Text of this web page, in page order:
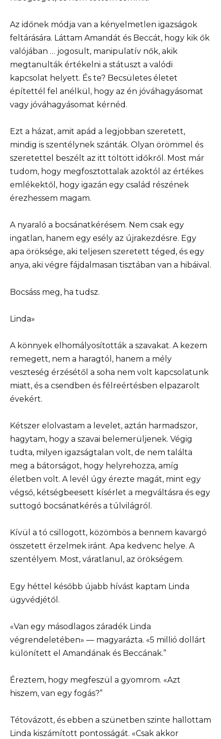
Az időnek módja van a kényelmetlen igazságok
feltárására. Láttam Amandát és Beccát, hogy kik ők
valójában … jogosult, manipulatív nők, akik
megtanulták értékelni a státuszt a valódi
kapcsolat helyett. És te? Becsületes életet
építettél fel anélkül, hogy az én jóváhagyásomat
vagy jóváhagyásomat kérnéd.
Ezt a házat, amit apád a legjobban szeretett,
mindig is szentélynek szánták. Olyan örömmel és
szeretettel beszélt az itt töltött időkről. Most már
tudom, hogy megfosztottalak azoktól az értékes
emlékektől, hogy igazán egy család részének
érezhessem magam.
A nyaraló a bocsánatkérésem. Nem csak egy
ingatlan, hanem egy esély az újrakezdésre. Egy
apa öröksége, aki teljesen szeretett téged, és egy
anya, aki végre fájdalmasan tisztában van a hibáival.
Bocsáss meg, ha tudsz.
Linda»
A könnyek elhomályosították a szavakat. A kezem
remegett, nem a haragtól, hanem a mély
veszteség érzésétől a soha nem volt kapcsolatunk
miatt, és a csendben és félreértésben elpazarolt
évekért.
Kétszer elolvastam a levelet, aztán harmadszor,
hagytam, hogy a szavai belemerüljenek. Végig
tudta, milyen igazságtalan volt, de nem találta
meg a bátorságot, hogy helyrehozza, amíg
életben volt. A levél úgy érezte magát, mint egy
végső, kétségbeesett kísérlet a megváltásra és egy
suttogó bocsánatkérés a túlvilágról.
Kívül a tó csillogott, közömbös a bennem kavargó
összetett érzelmek iránt. Apa kedvenc helye. A
szentélyem. Most, váratlanul, az örökségem.
Egy héttel később újabb hívást kaptam Linda
ügyvédjétől.
«Van egy másodlagos záradék Linda
végrendeletében» — magyarázta. «5 millió dollárt
különített el Amandának és Beccának.”
Éreztem, hogy megfeszül a gyomrom. «Azt
hiszem, van egy fogás?”
Tétovázott, és ebben a szünetben szinte hallottam
Linda kiszámított pontosságát. «Csak akkor